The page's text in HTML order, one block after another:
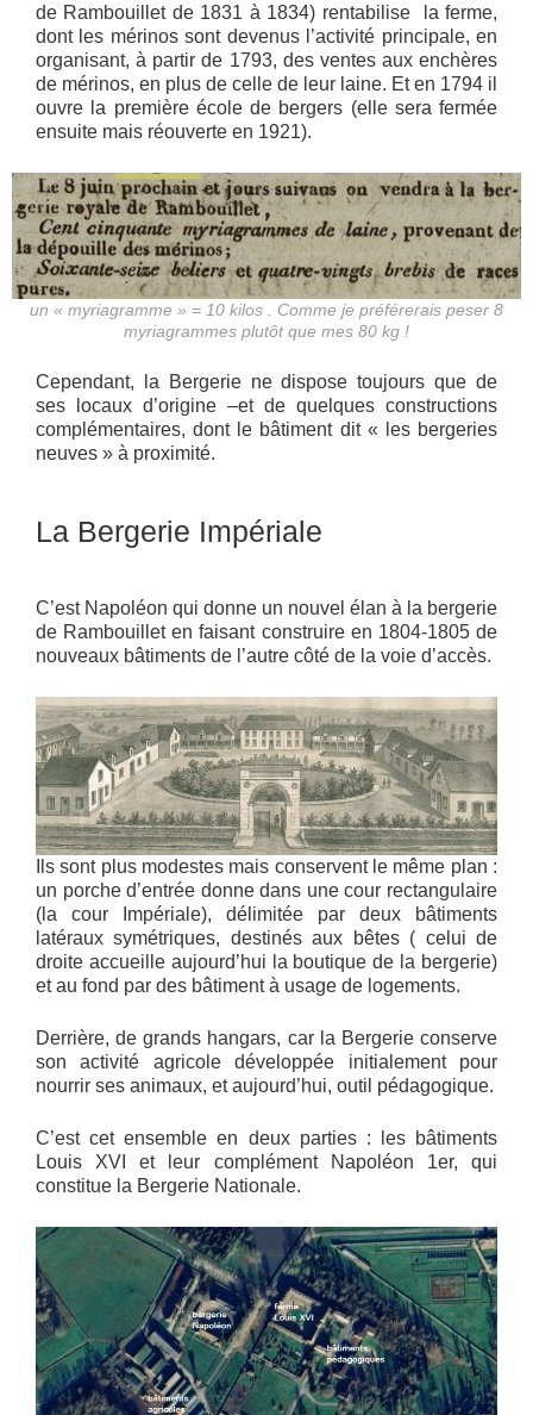
de Rambouillet de 1831 à 1834) rentabilise la ferme,
dont les mérinos sont devenus l’activité principale, en
organisant, à partir de 1793, des ventes aux enchères
de mérinos, en plus de celle de leur laine. Et en 1794 il
ouvre la première école de bergers (elle sera fermée
ensuite mais réouverte en 1921).
un « myriagramme » = 10 kilos . Comme je préférerais peser 8
myriagrammes plutôt que mes 80 kg !
Cependant, la Bergerie ne dispose toujours que de
ses locaux d’origine –et de quelques constructions
complémentaires, dont le bâtiment dit « les bergeries
neuves » à proximité.
La Bergerie Impériale
C’est Napoléon qui donne un nouvel élan à la bergerie
de Rambouillet en faisant construire en 1804-1805 de
nouveaux bâtiments de l’autre côté de la voie d’accès.
Ils sont plus modestes mais conservent le même plan :
un porche d’entrée donne dans une cour rectangulaire
(la cour Impériale), délimitée par deux bâtiments
latéraux symétriques, destinés aux bêtes ( celui de
droite accueille aujourd’hui la boutique de la bergerie)
et au fond par des bâtiment à usage de logements.
Derrière, de grands hangars, car la Bergerie conserve
son activité agricole développée initialement pour
nourrir ses animaux, et aujourd’hui, outil pédagogique.
C’est cet ensemble en deux parties : les bâtiments
Louis XVI et leur complément Napoléon 1er, qui
constitue la Bergerie Nationale.